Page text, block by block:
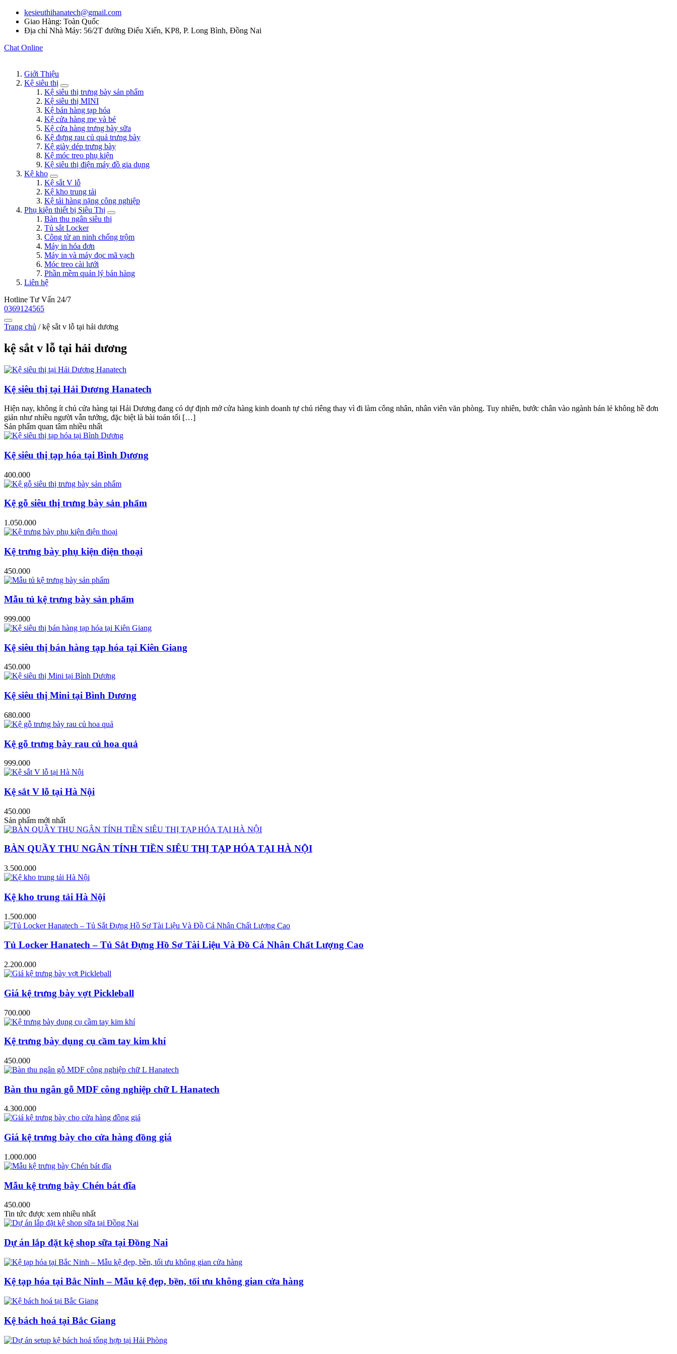
kesieuthihanatech@gmail.com
Giao Hàng: Toàn Quốc
Địa chỉ Nhà Máy: 56/2T đường Điểu Xiển, KP8, P. Long Bình, Đồng Nai
Chat Online
Giới Thiệu
Kệ siêu thị
Kệ siêu thị trưng bày sản phẩm
Kệ siêu thị MINI
Kệ bán hàng tạp hóa
Kệ cửa hàng mẹ và bé
Kệ cửa hàng trưng bày sữa
Kệ đựng rau củ quả trưng bày
Kệ giày dép trưng bày
Kệ móc treo phụ kiện
Kệ siêu thị điện máy đồ gia dụng
Kệ kho
Kệ sắt V lỗ
Kệ kho trung tải
Kệ tải hàng nặng công nghiệp
Phụ kiện thiết bị Siêu Thị
Bàn thu ngân siêu thị
Tủ sắt Locker
Công từ an ninh chống trộm
Máy in hóa đơn
Máy in và máy đọc mã vạch
Móc treo cài lưới
Phần mềm quản lý bán hàng
Liên hệ
Hotline Tư Vấn 24/7
0369124565
Trang chủ /kệ sắt v lỗ tại hải dương
kệ sắt v lỗ tại hải dương
Kệ siêu thị tại Hải Dương Hanatech
Hiện nay, không ít chủ cửa hàng tại Hải Dương đang có dự định mở cửa hàng kinh doanh tự chủ riêng thay vì đi làm công nhân, nhân viên văn phòng. Tuy nhiên, bước chân vào ngành bán lẻ không hề đơn
giản như nhiều người vẫn tưởng, đặc biệt là bài toán tối […]
Sản phẩm quan tâm nhiều nhất
Kệ siêu thị tạp hóa tại Bình Dương
400.000
Kệ gỗ siêu thị trưng bày sản phẩm
1.050.000
Kệ trưng bày phụ kiện điện thoại
450.000
Mẫu tủ kệ trưng bày sản phẩm
999.000
Kệ siêu thị bán hàng tạp hóa tại Kiên Giang
450.000
Kệ siêu thị Mini tại Bình Dương
680.000
Kệ gỗ trưng bày rau củ hoa quả
999.000
Kệ sắt V lỗ tại Hà Nội
450.000
Sản phẩm mới nhất
BÀN QUẦY THU NGÂN TÍNH TIỀN SIÊU THỊ TẠP HÓA TẠI HÀ NỘI
3.500.000
Kệ kho trung tải Hà Nội
1.500.000
Tủ Locker Hanatech – Tủ Sắt Đựng Hồ Sơ Tài Liệu Và Đồ Cá Nhân Chất Lượng Cao
2.200.000
Giá kệ trưng bày vợt Pickleball
700.000
Kệ trưng bày dụng cụ cầm tay kim khí
450.000
Bàn thu ngân gỗ MDF công nghiệp chữ L Hanatech
4.300.000
Giá kệ trưng bày cho cửa hàng đồng giá
1.000.000
Mẫu kệ trưng bày Chén bát đĩa
450.000
Tin tức được xem nhiều nhất
Dự án lắp đặt kệ shop sữa tại Đồng Nai
Kệ tạp hóa tại Bắc Ninh – Mẫu kệ đẹp, bền, tối ưu không gian cửa hàng
Kệ bách hoá tại Bắc Giang